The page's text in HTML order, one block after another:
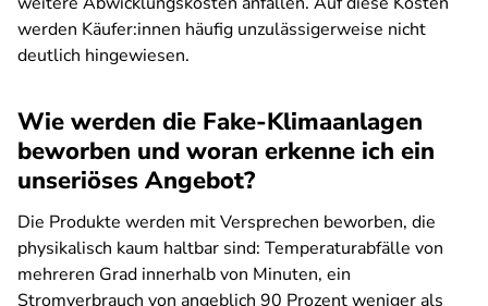
werden Käufer:innen häufig unzulässigerweise nicht
deutlich hingewiesen.
Wie werden die Fake-Klimaanlagen
beworben und woran erkenne ich ein
unseriöses Angebot?
Die Produkte werden mit Versprechen beworben, die
physikalisch kaum haltbar sind: Temperaturabfälle von
mehreren Grad innerhalb von Minuten, ein
Stromverbrauch von angeblich 90 Prozent weniger als